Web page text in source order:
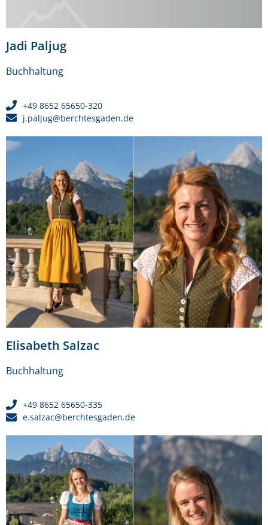
Jadi Paljug
Buchhaltung
+49 8652 65650-320
j.paljug@berchtesgaden.de
Elisabeth Salzac
Buchhaltung
+49 8652 65650-335
e.salzac@berchtesgaden.de